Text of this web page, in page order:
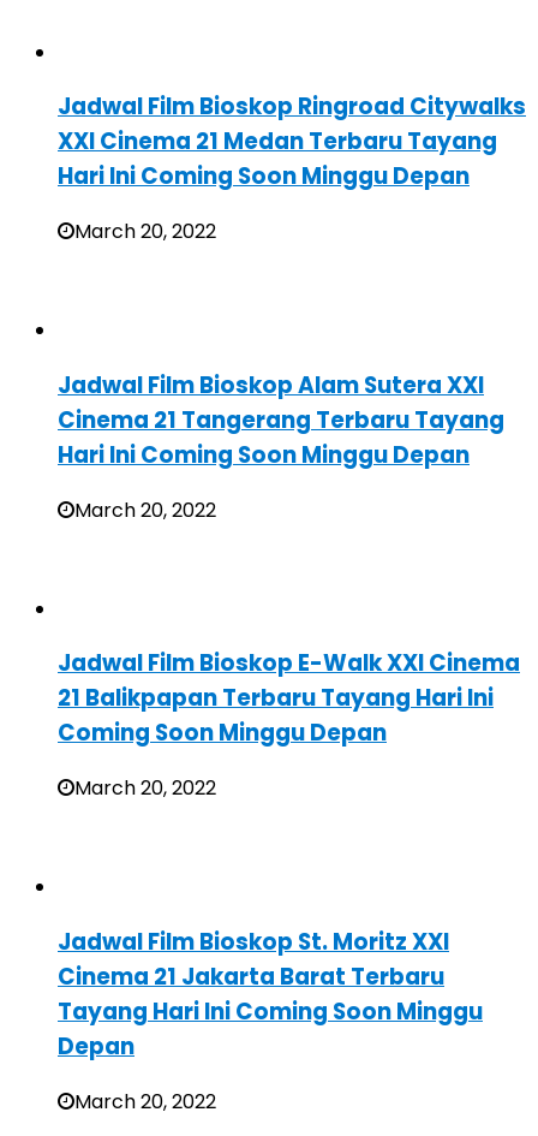
Jadwal Film Bioskop Ringroad Citywalks
XXI Cinema 21 Medan Terbaru Tayang
Hari Ini Coming Soon Minggu Depan
March 20, 2022
Jadwal Film Bioskop Alam Sutera XXI
Cinema 21 Tangerang Terbaru Tayang
Hari Ini Coming Soon Minggu Depan
March 20, 2022
Jadwal Film Bioskop E-Walk XXI Cinema
21 Balikpapan Terbaru Tayang Hari Ini
Coming Soon Minggu Depan
March 20, 2022
Jadwal Film Bioskop St. Moritz XXI
Cinema 21 Jakarta Barat Terbaru
Tayang Hari Ini Coming Soon Minggu
Depan
March 20, 2022